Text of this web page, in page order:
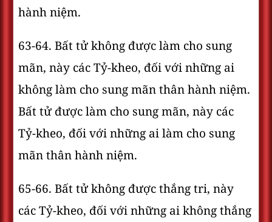
hành niệm.
63-64. Bất tử không được làm cho sung
mãn, này các Tỷ-kheo, đối với những ai
không làm cho sung mãn thân hành niệm.
Bất tử được làm cho sung mãn, này các
Tỷ-kheo, đối với những ai làm cho sung
mãn thân hành niệm.
65-66. Bất tử không được thắng tri, này
các Tỷ-kheo, đối với những ai không thắng